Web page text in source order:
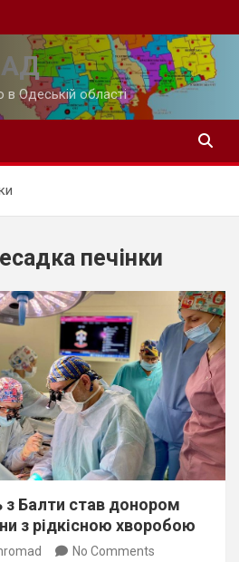
в Одеській області
печінки
з Балти став донором
з рідкісною хворобою
No Comments